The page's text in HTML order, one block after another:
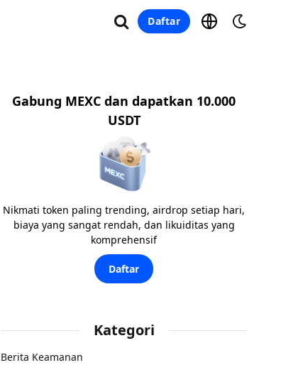
Daftar
Gabung MEXC dan dapatkan 10.000
USDT
Nikmati token paling trending, airdrop setiap hari,
biaya yang sangat rendah, dan likuiditas yang
komprehensif
Daftar
Kategori
Berita Keamanan